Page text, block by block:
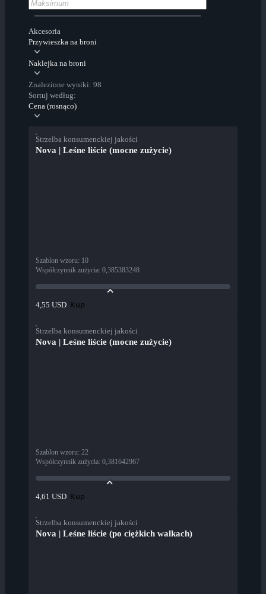
Akcesoria
Przywieszka na broni
Naklejka na broni
Znalezione wyniki: 98
Sortuj według:
Cena (rosnąco)
Strzelba konsumenckiej jakości
Nova | Leśne liście (mocne zużycie)
Szablon wzoru: 10
Współczynnik zużycia: 0,385383248
4,55 USD Kup
Strzelba konsumenckiej jakości
Nova | Leśne liście (mocne zużycie)
Szablon wzoru: 22
Współczynnik zużycia: 0,381642967
4,61 USD Kup
Strzelba konsumenckiej jakości
Nova | Leśne liście (po ciężkich walkach)